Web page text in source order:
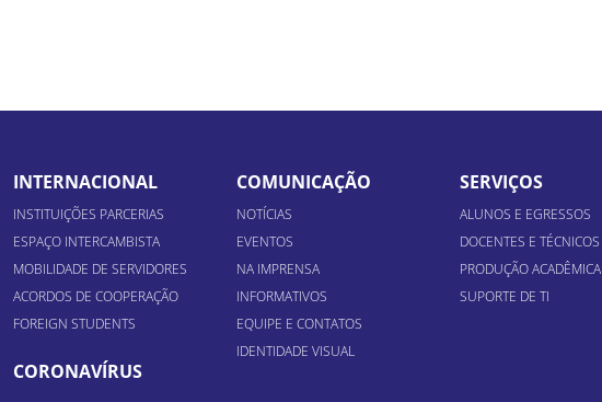
INTERNACIONAL
INSTITUIÇÕES PARCERIAS
ESPAÇO INTERCAMBISTA
MOBILIDADE DE SERVIDORES
ACORDOS DE COOPERAÇÃO
FOREIGN STUDENTS
CORONAVÍRUS
COMUNICAÇÃO
NOTÍCIAS
EVENTOS
NA IMPRENSA
INFORMATIVOS
EQUIPE E CONTATOS
IDENTIDADE VISUAL
SERVIÇOS
ALUNOS E EGRESSOS
DOCENTES E TÉCNICOS
PRODUÇÃO ACADÊMICA
SUPORTE DE TI